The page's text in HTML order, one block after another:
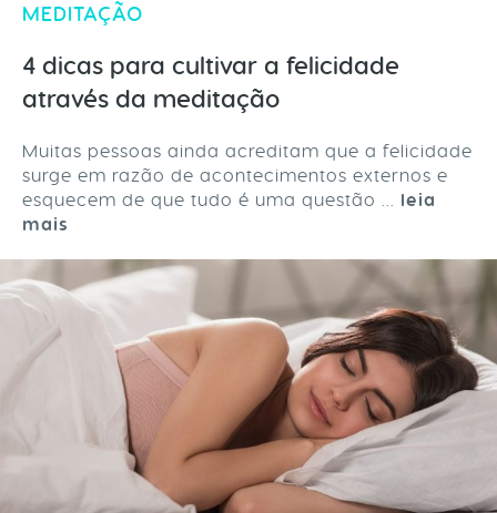
MEDITAÇÃO
4 dicas para cultivar a felicidade
através da meditação
Muitas pessoas ainda acreditam que a felicidade
surge em razão de acontecimentos externos e
esquecem de que tudo é uma questão ... leia
mais